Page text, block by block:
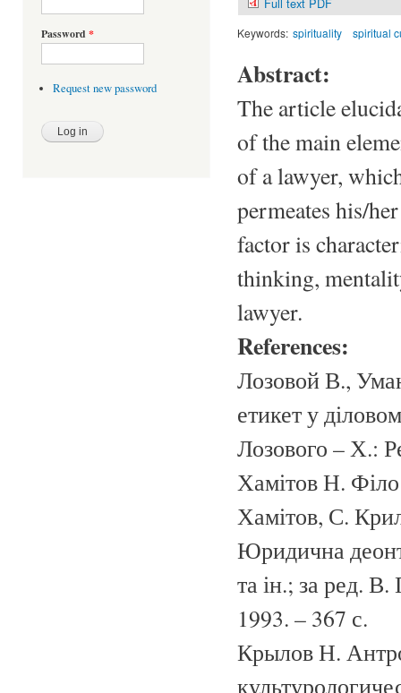
Password *
Request new password
Keywords: spirituality spiritual
Abstract:
The article
of the main
of a lawyer,
permeates his/
factor is
thinking,
lawyer.
References:
Лозовой В.,
етикет у
Лозового – Х.:
Хамітов Н.
Хамітов, С.
Юридична
та ін.; за ред.
1993. – 367 с.
Крылов Н.